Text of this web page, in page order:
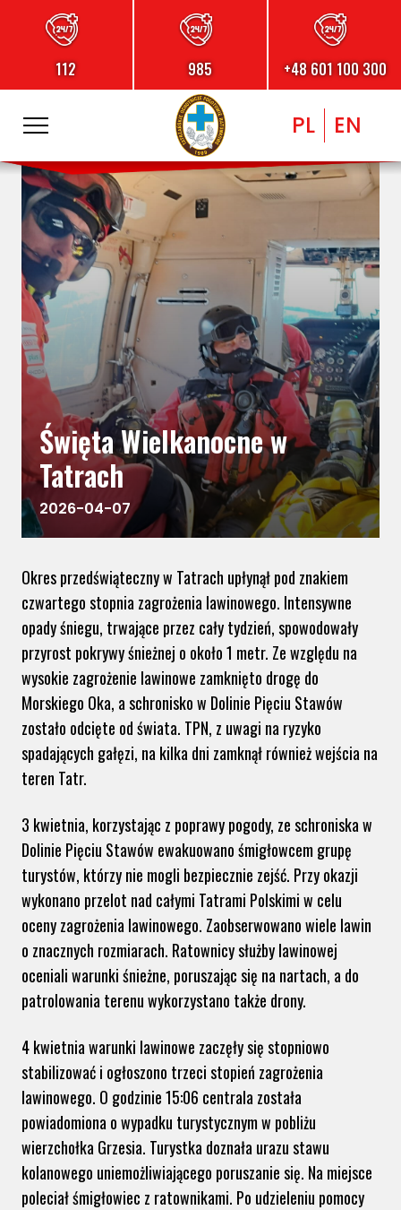
112 985 +48 601 100 300
PL EN
Święta Wielkanocne w
Tatrach
2026-04-07
Okres przedświąteczny w Tatrach upłynął pod znakiem
czwartego stopnia zagrożenia lawinowego. Intensywne
opady śniegu, trwające przez cały tydzień, spowodowały
przyrost pokrywy śnieżnej o około 1 metr. Ze względu na
wysokie zagrożenie lawinowe zamknięto drogę do
Morskiego Oka, a schronisko w Dolinie Pięciu Stawów
zostało odcięte od świata. TPN, z uwagi na ryzyko
spadających gałęzi, na kilka dni zamknął również wejścia na
teren Tatr.
3 kwietnia, korzystając z poprawy pogody, ze schroniska w
Dolinie Pięciu Stawów ewakuowano śmigłowcem grupę
turystów, którzy nie mogli bezpiecznie zejść. Przy okazji
wykonano przelot nad całymi Tatrami Polskimi w celu
oceny zagrożenia lawinowego. Zaobserwowano wiele lawin
o znacznych rozmiarach. Ratownicy służby lawinowej
oceniali warunki śnieżne, poruszając się na nartach, a do
patrolowania terenu wykorzystano także drony.
4 kwietnia warunki lawinowe zaczęły się stopniowo
stabilizować i ogłoszono trzeci stopień zagrożenia
lawinowego. O godzinie 15:06 centrala została
powiadomiona o wypadku turystycznym w pobliżu
wierzchołka Grzesia. Turystka doznała urazu stawu
kolanowego uniemożliwiającego poruszanie się. Na miejsce
poleciał śmigłowiec z ratownikami. Po udzieleniu pomocy